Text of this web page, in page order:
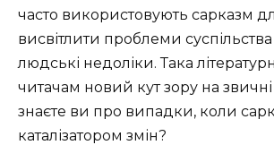
часто використовують сарказм
висвітлити проблеми
людські недоліки. Така
читачам новий кут зору на звичні
знаєте ви про випадки, коли
каталізатором змін?